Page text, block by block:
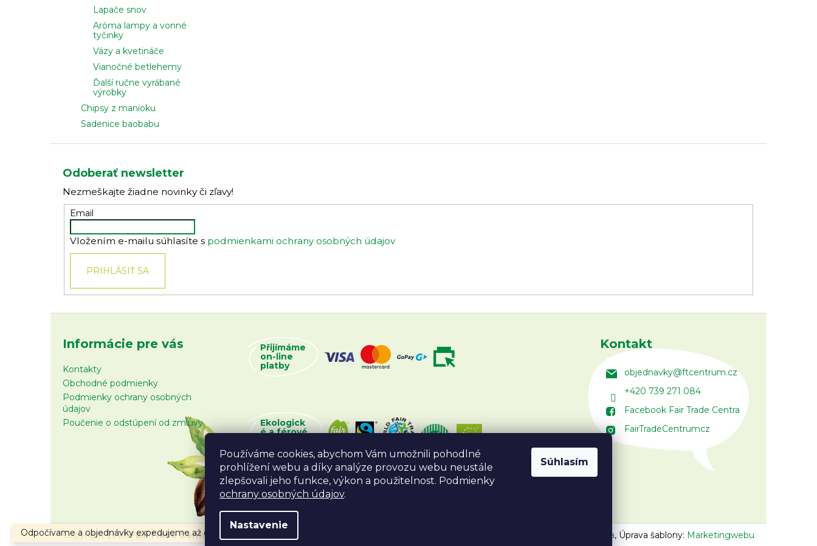
Používáme cookies, abychom Vám umožnili pohodlné
prohlížení webu a díky analýze provozu webu neustále
zlepšovali jeho funkce, výkon a použitelnost. Podmienky
ochrany osobných údajov.
Nastavenie
Súhlasím
Odpočívame a objednávky expedujeme až od 10.8.2026.
Lapače snov
Aróma lampy a vonné
tyčinky
Vázy a kvetináče
Vianočné betlehemy
Ďalší ručne vyrábané
výrobky
Chipsy z manioku
Sadenice baobabu
Odoberať newsletter
Nezmeškajte žiadne novinky či zľavy!
Email
Vložením e-mailu súhlasíte s podmienkami ochrany osobných údajov
PRIHLÁSIŤ SA
Informácie pre vás
Kontakty
Obchodné podmienky
Podmienky ochrany osobných
údajov
Poučenie o odstúpení od zmluvy
Přijímáme
on-line
platby
Ekologick
é a férové
Kontakt
objednavky@ftcentrum.cz
+420 739 271 084
Facebook Fair Trade Centra
FairTradeCentrumcz
Vojtěch Lunga, Úprava šablony: Marketingwebu
Copyright 2026Fair Trade Centrum . Všetky práva vyhradené.